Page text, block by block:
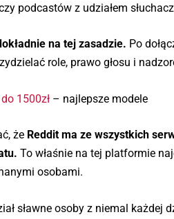
podcastów z udziałem
na tej zasadzie. Po
role, prawo głosu i
1500zł – najlepsze modele
że Reddit ma ze wszystkich
To właśnie na tej platformie
osobami.
sławne osoby z niemal